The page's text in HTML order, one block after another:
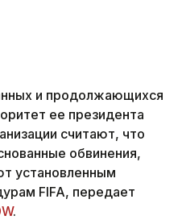
и продолжающихся
ее президента
считают, что
обвинения,
установленным
FIFA, передает
.